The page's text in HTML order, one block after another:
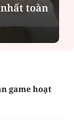
toàn
game hoạt